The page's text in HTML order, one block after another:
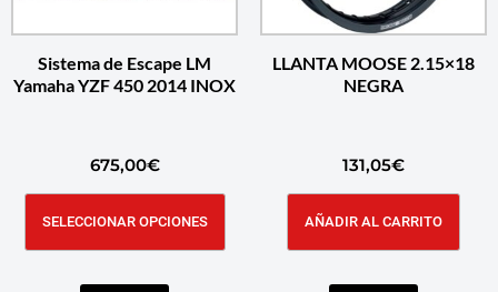
Sistema de Escape LM
Yamaha YZF 450 2014 INOX
675,00€
SELECCIONAR OPCIONES
LLANTA MOOSE 2.15×18
NEGRA
131,05€
AÑADIR AL CARRITO